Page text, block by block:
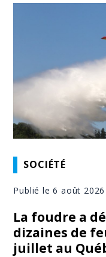
SOCIÉTÉ
Publié le 6 août 2026
La foudre a
dizaines de
juillet au